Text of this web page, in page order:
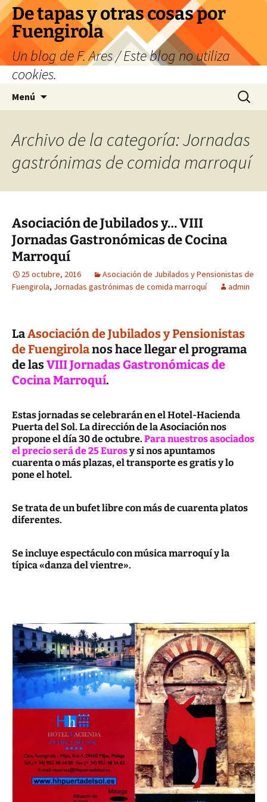
Saltar
al
contenido
De tapas y otras cosas por
Fuengirola
Un blog de F. Ares / Este blog no utiliza
cookies.
Menú Buscar:
Archivo de la categoría: Jornadas
gastrónimas de comida marroquí
Asociación de Jubilados y… VIII
Jornadas Gastronómicas de Cocina
Marroquí
25 octubre, 2016
Asociación de Jubilados y Pensionistas de
Fuengirola, Jornadas gastrónimas de comida marroquí admin
LaAsociación de Jubilados y Pensionistas
de Fuengirolanos hace llegar el programa
de lasVIII Jornadas Gastronómicas de
Cocina Marroquí.
Estas jornadas se celebrarán en el Hotel-Hacienda
Puerta del Sol. La dirección de la Asociación nos
propone el día 30 de octubre. Para nuestros asociados
el precio será de 25 Eurosy si nos apuntamos
cuarenta o más plazas, el transporte es gratis y lo
pone el hotel.
Se trata de un bufet libre con más de cuarenta platos
diferentes.
Se incluye espectáculo con música marroquí y la
típica «danza del vientre».